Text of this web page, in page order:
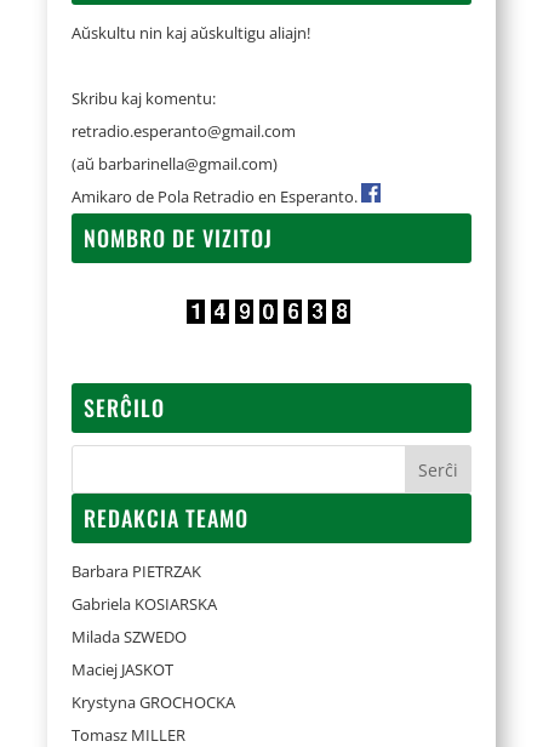
Aŭskultu nin kaj aŭskultigu aliajn!
Skribu kaj komentu:
retradio.esperanto@gmail.com
(aŭ barbarinella@gmail.com)
Amikaro de Pola Retradio en Esperanto.
NOMBRO DE VIZITOJ
SERĈILO
REDAKCIA TEAMO
Barbara PIETRZAK
Gabriela KOSIARSKA
Milada SZWEDO
Maciej JASKOT
Krystyna GROCHOCKA
Tomasz MILLER